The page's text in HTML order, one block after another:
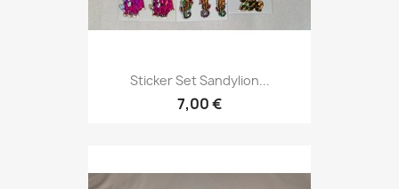
Sticker Set Sandylion...
7,00 €